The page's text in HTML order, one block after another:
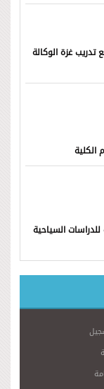
غزة الوكالة
السياحية